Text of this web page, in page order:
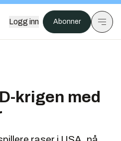
Logg inn Abonner
krigen med